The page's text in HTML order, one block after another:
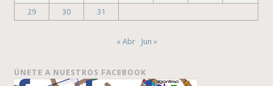
29
30 31
« Abr Jun »
ÚNETE A NUESTROS FACEBOOK